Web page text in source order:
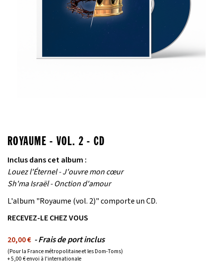
ROYAUME - VOL. 2 - CD
Inclus dans cet album :
Louez l'Éternel - J'ouvre mon cœur
Sh'ma Israël - Onction d'amour
L'album "Royaume (vol. 2)" comporte un CD.
RECEVEZ-LE CHEZ VOUS
20,00 € - Frais de port inclus
(Pour la France métropolitaine et les Dom-Toms)
+ 5,00 € envoi à l'internationale